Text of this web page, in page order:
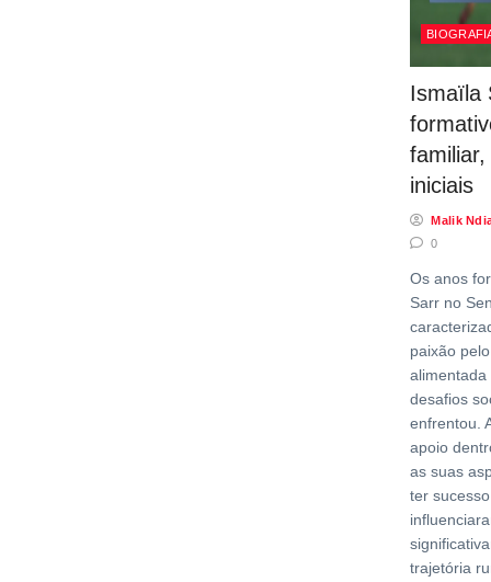
Ismaïla
iniciais
Malik
0
Os anos
Sarr no
paixão
desafios
enfrentou.
apoio
as suas
ter
trajetória